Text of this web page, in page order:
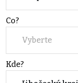
Co?
Vyberte
Kde?